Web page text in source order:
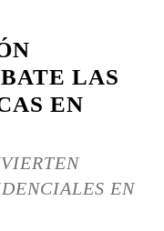
LAS
EN
EN